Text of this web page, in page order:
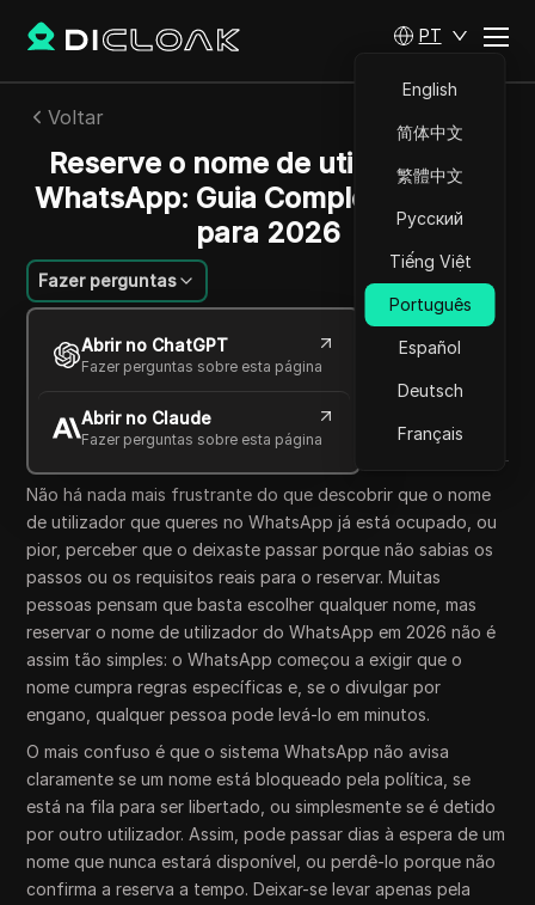
PT
English
简体中文
繁體中文
Русский
Tiếng Việt
Português
Español
Deutsch
Français
Voltar
Reserve o nome de utilizador no
WhatsApp: Guia Completo e Dicas
para 2026
Fazer perguntas
Abrir no ChatGPT
Fazer perguntas sobre esta página
Abrir no Claude
Fazer perguntas sobre esta página
Emily Grace
07 jul 2026 7 min de leitura
Copy Link
Não há nada mais frustrante do que descobrir que o nome
de utilizador que queres no WhatsApp já está ocupado, ou
pior, perceber que o deixaste passar porque não sabias os
passos ou os requisitos reais para o reservar. Muitas
pessoas pensam que basta escolher qualquer nome, mas
reservar o nome de utilizador do WhatsApp em 2026 não é
assim tão simples: o WhatsApp começou a exigir que o
nome cumpra regras específicas e, se o divulgar por
engano, qualquer pessoa pode levá-lo em minutos.
O mais confuso é que o sistema WhatsApp não avisa
claramente se um nome está bloqueado pela política, se
está na fila para ser libertado, ou simplesmente se é detido
por outro utilizador. Assim, pode passar dias à espera de um
nome que nunca estará disponível, ou perdê-lo porque não
confirma a reserva a tempo. Deixar-se levar apenas pela